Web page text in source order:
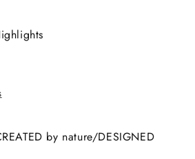
by nature/DESIGNED